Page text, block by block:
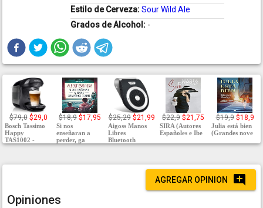
Estilo de Cerveza:Sour Wild Ale
Grados de Alcohol: -
$79,0 $29,0
Bosch Tassimo
Happy
TAS1002 -
$18,9 $17,95
Si nos
enseñaran a
perder, ga
$25,29 $21,99
Aigoss Manos
Libres
Bluetooth
$22,9 $21,75
SIRA (Autores
Españoles e Ibe
$19,9 $18,9
Julia está bien
(Grandes nove
AGREGAR OPINION
Opiniones